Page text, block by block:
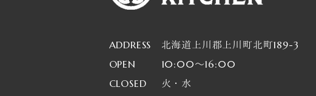
ADDRESS
北海道上川郡上川町北町189-3
OPEN
10:00～16:00
CLOSED
火・水